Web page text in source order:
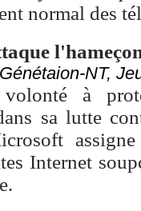
normal des
NT,
à
sa lutte
Internet